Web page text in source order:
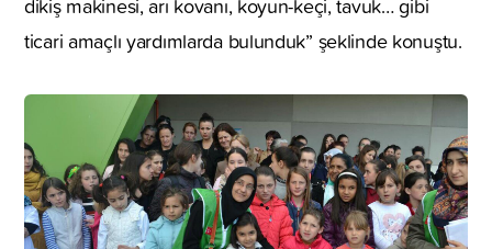
dikiş makinesi, arı kovanı, koyun-keçi, tavuk… gibi
ticari amaçlı yardımlarda bulunduk” şeklinde konuştu.